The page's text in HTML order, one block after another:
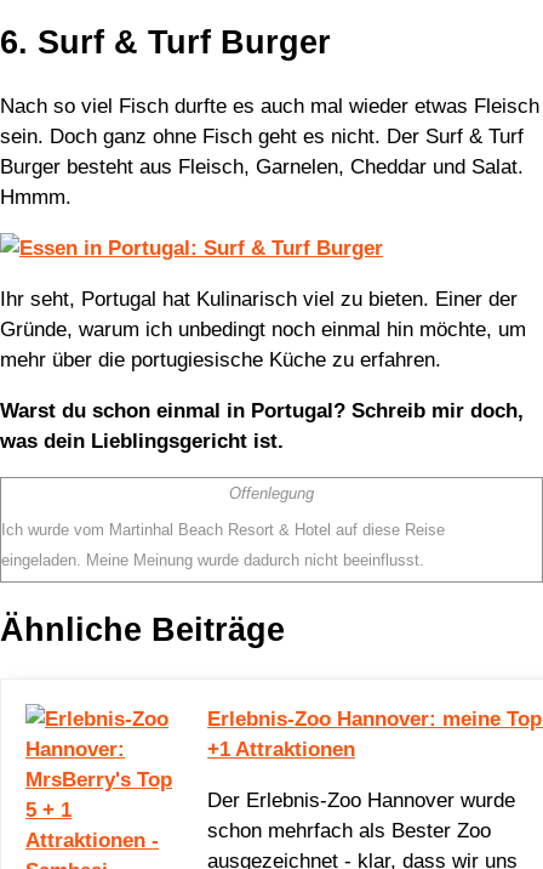
6. Surf & Turf Burger
Nach so viel Fisch durfte es auch mal wieder etwas Fleisch
sein. Doch ganz ohne Fisch geht es nicht. Der Surf & Turf
Burger besteht aus Fleisch, Garnelen, Cheddar und Salat.
Hmmm.
Ihr seht, Portugal hat Kulinarisch viel zu bieten. Einer der
Gründe, warum ich unbedingt noch einmal hin möchte, um
mehr über die portugiesische Küche zu erfahren.
Warst du schon einmal in Portugal? Schreib mir doch,
was dein Lieblingsgericht ist.
Offenlegung
Ich wurde vom Martinhal Beach Resort & Hotel auf diese Reise
eingeladen. Meine Meinung wurde dadurch nicht beeinflusst.
Ähnliche Beiträge
Erlebnis-Zoo Hannover: meine
+1 Attraktionen
Der Erlebnis-Zoo Hannover wurde
schon mehrfach als Bester Zoo
ausgezeichnet - klar, dass wir uns